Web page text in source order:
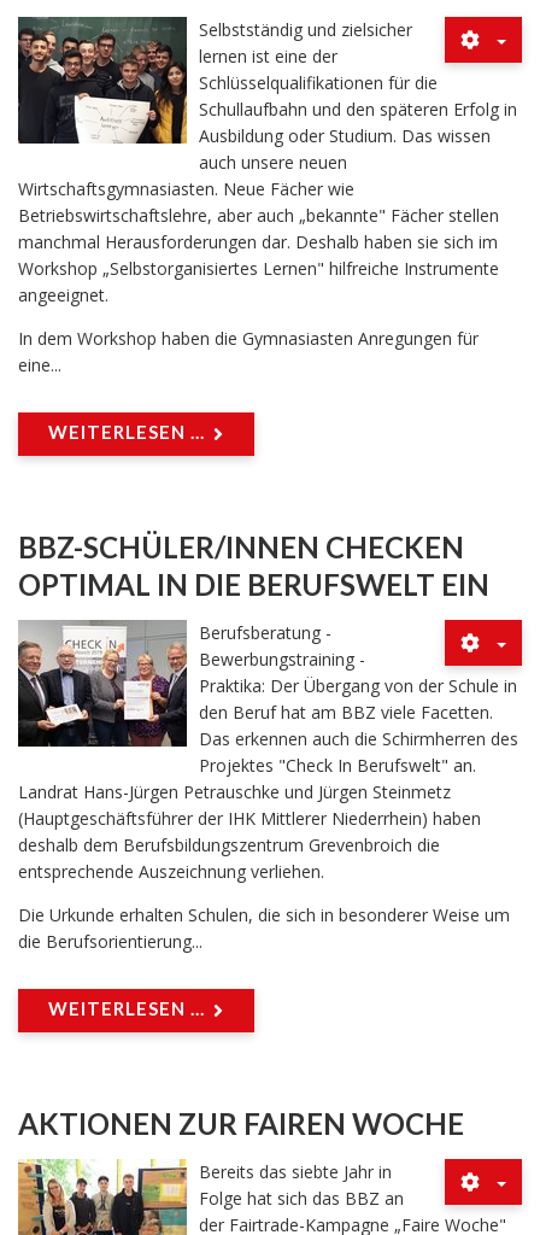
Selbstständig und zielsicher
lernen ist eine der
Schlüsselqualifikationen für die
Schullaufbahn und den späteren Erfolg in
Ausbildung oder Studium. Das wissen
auch unsere neuen
Wirtschaftsgymnasiasten. Neue Fächer wie
Betriebswirtschaftslehre, aber auch „bekannte" Fächer stellen
manchmal Herausforderungen dar. Deshalb haben sie sich im
Workshop „Selbstorganisiertes Lernen" hilfreiche Instrumente
angeeignet.
In dem Workshop haben die Gymnasiasten Anregungen für
eine...
WEITERLESEN ...
BBZ-SCHÜLER/INNEN CHECKEN
OPTIMAL IN DIE BERUFSWELT EIN
Berufsberatung -
Bewerbungstraining -
Praktika: Der Übergang von der Schule in
den Beruf hat am BBZ viele Facetten.
Das erkennen auch die Schirmherren des
Projektes "Check In Berufswelt" an.
Landrat Hans-Jürgen Petrauschke und Jürgen Steinmetz
(Hauptgeschäftsführer der IHK Mittlerer Niederrhein) haben
deshalb dem Berufsbildungszentrum Grevenbroich die
entsprechende Auszeichnung verliehen.
Die Urkunde erhalten Schulen, die sich in besonderer Weise um
die Berufsorientierung...
WEITERLESEN ...
AKTIONEN ZUR FAIREN WOCHE
Bereits das siebte Jahr in
Folge hat sich das BBZ an
der Fairtrade-Kampagne „Faire Woche"